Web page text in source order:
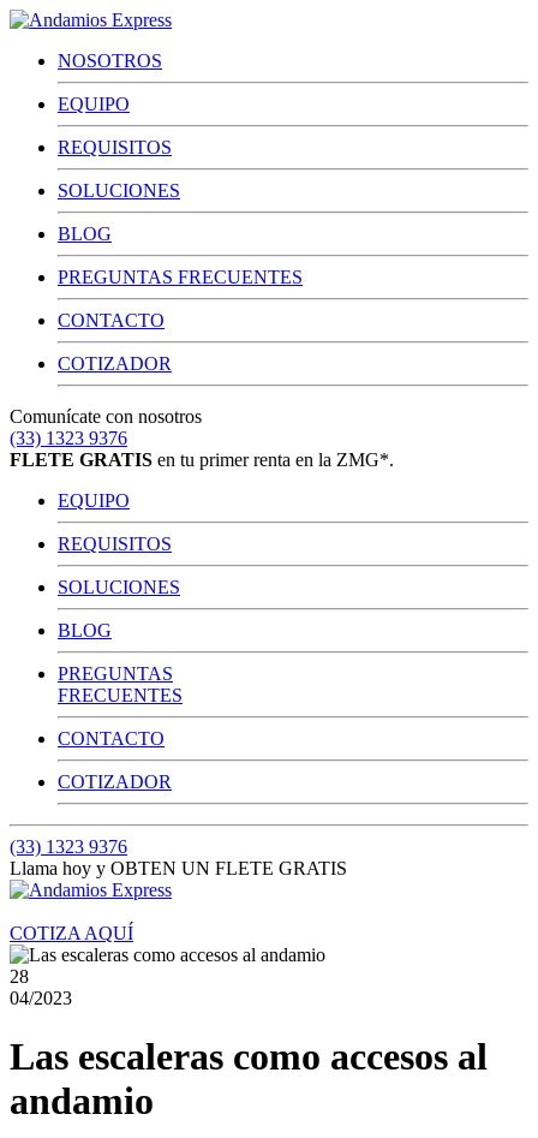
NOSOTROS
EQUIPO
REQUISITOS
SOLUCIONES
BLOG
PREGUNTAS FRECUENTES
CONTACTO
COTIZADOR
Comunícate con nosotros
(33) 1323 9376
FLETE GRATIS en tu primer renta en la ZMG*.
EQUIPO
REQUISITOS
SOLUCIONES
BLOG
PREGUNTAS
FRECUENTES
CONTACTO
COTIZADOR
(33) 1323 9376
Llama hoy y OBTEN UN FLETE GRATIS
COTIZA AQUÍ
28
04/2023
​Las escaleras como accesos al
andamio